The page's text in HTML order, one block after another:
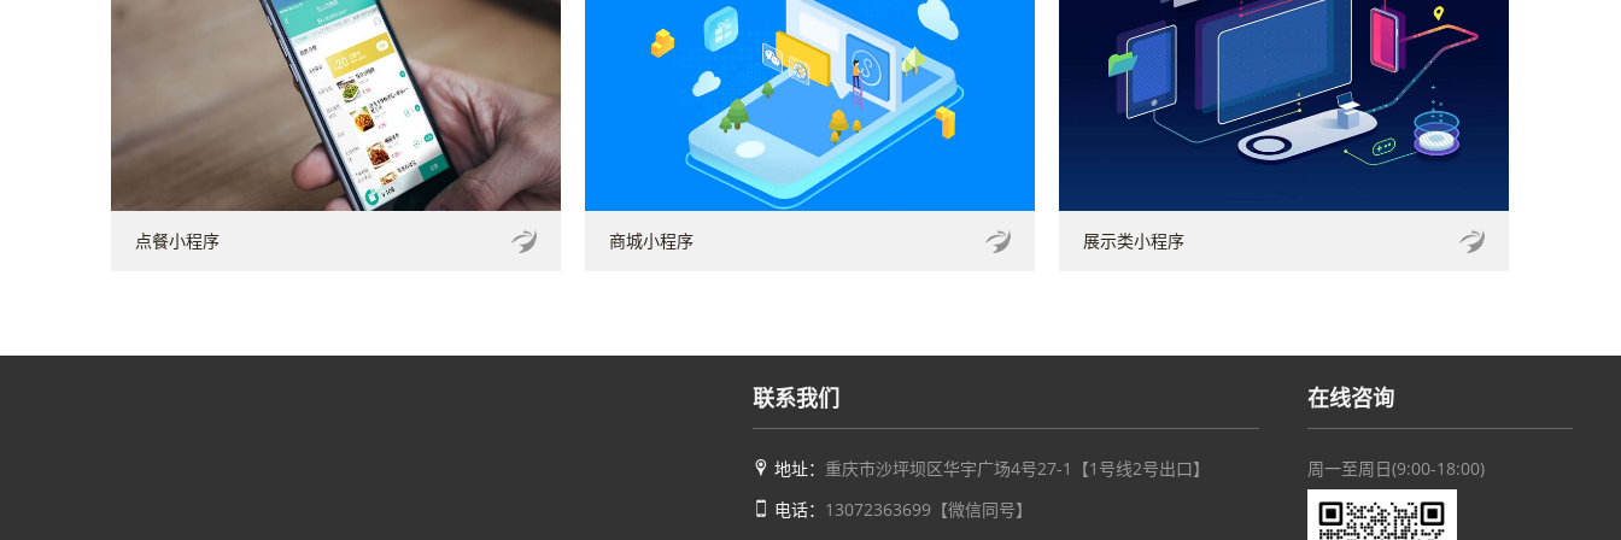
点餐小程序 商城小程序 展示类小程序
联系我们
地址： 重庆市沙坪坝区华宇广场4号27-1【1号线2号出口】
电话： 13072363699【微信同号】
在线咨询
周一至周日(9:00-18:00)